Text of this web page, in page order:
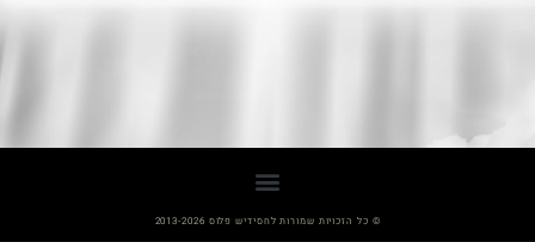
© כל הזכויות שמורות לחסידיש פלוס 2013-2026